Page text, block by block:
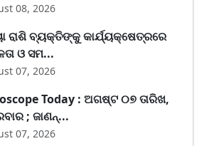
08, 2026
ରାଶି ବ୍ୟକ୍ତିଙ୍କୁ କାର୍ଯ୍ୟକ୍ଷେତ୍ରରେ
ଓ ସମ...
07, 2026
Today : ଅଗଷ୍ଟ ୦୭ ତାରିଖ,
; ଜାଣନ୍...
07, 2026